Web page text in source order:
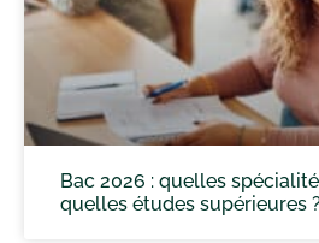
Bac 2026 : quelles
quelles études supérieures ?